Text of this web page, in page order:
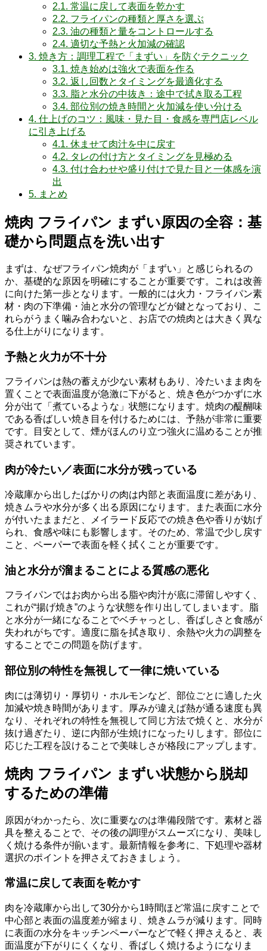
2.1. 常温に戻して表面を乾かす
2.2. フライパンの種類と厚さを選ぶ
2.3. 油の種類と量をコントロールする
2.4. 適切な予熱と火加減の確認
3. 焼き方：調理工程で「まずい」を防ぐテクニック
3.1. 焼き始めは強火で表面を作る
3.2. 返し回数とタイミングを最適化する
3.3. 脂と水分の中抜き：途中で拭き取る工程
3.4. 部位別の焼き時間と火加減を使い分ける
4. 仕上げのコツ：風味・見た目・食感を専門店レベル
に引き上げる
4.1. 休ませて肉汁を中に戻す
4.2. タレの付け方とタイミングを見極める
4.3. 付け合わせや盛り付けで見た目と一体感を演
出
5. まとめ
焼肉 フライパン まずい原因の全容：基
礎から問題点を洗い出す
まずは、なぜフライパン焼肉が「まずい」と感じられるの
か、基礎的な原因を明確にすることが重要です。これは改善
に向けた第一歩となります。一般的には火力・フライパン素
材・肉の下準備・油と水分の管理などが鍵となっており、こ
れらがうまく噛み合わないと、お店での焼肉とは大きく異な
る仕上がりになります。
予熱と火力が不十分
フライパンは熱の蓄えが少ない素材もあり、冷たいまま肉を
置くことで表面温度が急激に下がると、焼き色がつかずに水
分が出て「煮ているような」状態になります。焼肉の醍醐味
である香ばしい焼き目を付けるためには、予熱が非常に重要
です。目安として、煙がほんのり立つ強火に温めることが推
奨されています。
肉が冷たい／表面に水分が残っている
冷蔵庫から出したばかりの肉は内部と表面温度に差があり、
焼きムラや水分が多く出る原因になります。また表面に水分
が付いたままだと、メイラード反応での焼き色や香りが妨げ
られ、食感や味にも影響します。そのため、常温で少し戻す
こと、ペーパーで表面を軽く拭くことが重要です。
油と水分が溜まることによる質感の悪化
フライパンではお肉から出る脂や肉汁が底に滞留しやすく、
これが“揚げ焼き”のような状態を作り出してしまいます。脂
と水分が一緒になることでベチャっとし、香ばしさと食感が
失われがちです。適度に脂を拭き取り、余熱や火力の調整を
することでこの問題を防げます。
部位別の特性を無視して一律に焼いている
肉には薄切り・厚切り・ホルモンなど、部位ごとに適した火
加減や焼き時間があります。厚みが違えば熱が通る速度も異
なり、それぞれの特性を無視して同じ方法で焼くと、水分が
抜け過ぎたり、逆に内部が生焼けになったりします。部位に
応じた工程を設けることで美味しさが格段にアップします。
焼肉 フライパン まずい状態から脱却
するための準備
原因がわかったら、次に重要なのは準備段階です。素材と器
具を整えることで、その後の調理がスムーズになり、美味し
く焼ける条件が揃います。最新情報を参考に、下処理や器材
選択のポイントを押さえておきましょう。
常温に戻して表面を乾かす
肉を冷蔵庫から出して30分から1時間ほど常温に戻すことで
中心部と表面の温度差が縮まり、焼きムラが減ります。同時
に表面の水分をキッチンペーパーなどで軽く押さえると、表
面温度が下がりにくくなり、香ばしく焼けるようになりま